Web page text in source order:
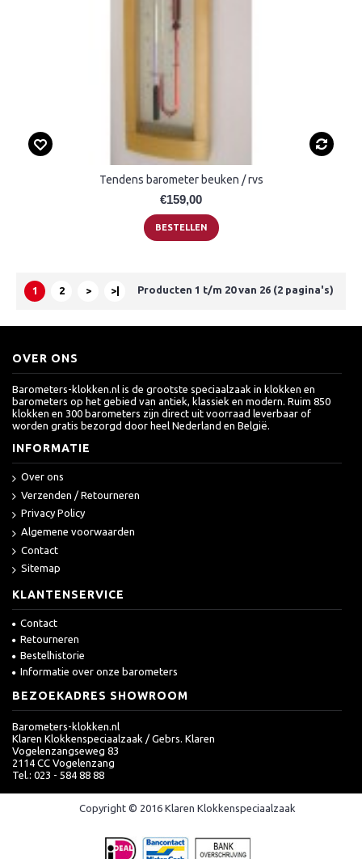
Tendens barometer beuken / rvs
€159,00
BESTELLEN
1 2 > >| Producten 1 t/m 20 van 26 (2 pagina's)
OVER ONS
Barometers-klokken.nl is de grootste speciaalzaak in klokken en
barometers op het gebied van antiek, klassiek en modern. Ruim 850
klokken en 300 barometers zijn direct uit voorraad leverbaar of
worden gratis bezorgd door heel Nederland en België.
INFORMATIE
Over ons
Verzenden / Retourneren
Privacy Policy
Algemene voorwaarden
Contact
Sitemap
KLANTENSERVICE
Contact
Retourneren
Bestelhistorie
Informatie over onze barometers
BEZOEKADRES SHOWROOM
Barometers-klokken.nl
Klaren Klokkenspeciaalzaak / Gebrs. Klaren
Vogelenzangseweg 83
2114 CC Vogelenzang
Tel.: 023 - 584 88 88
Copyright © 2016 Klaren Klokkenspeciaalzaak